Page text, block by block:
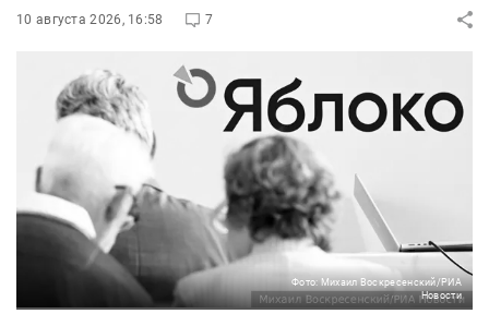
10 августа 2026, 16:58 7
Фото: Михаил Воскресенский/РИА
Новости